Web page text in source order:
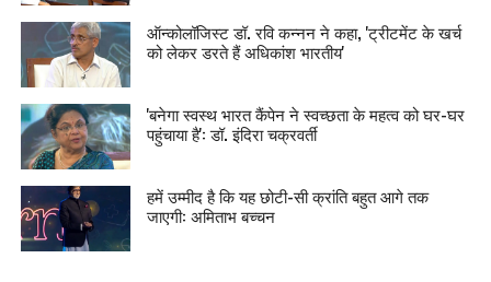
ऑन्कोलॉजिस्ट डॉ. रवि कन्नन ने कहा, 'ट्रीटमेंट के खर्च
को लेकर डरते हैं अधिकांश भारतीय'
'बनेगा स्वस्थ भारत‍ कैंपेन ने स्वच्छता के महत्व को घर-घर
पहुंचाया है': डॉ. इंदिरा चक्रवर्ती
हमें उम्मीद है कि यह छोटी-सी क्रांति बहुत आगे तक
जाएगी: अमिताभ बच्चन